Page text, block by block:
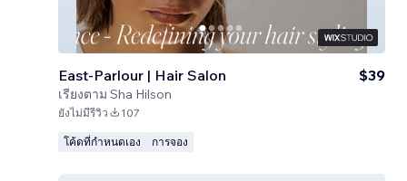
East-Parlour | Hair Salon
เรียงตาม Sha Hilson
$39
ยังไม่มีรีวิว 107
โค้ดที่กำหนดเอง การจอง